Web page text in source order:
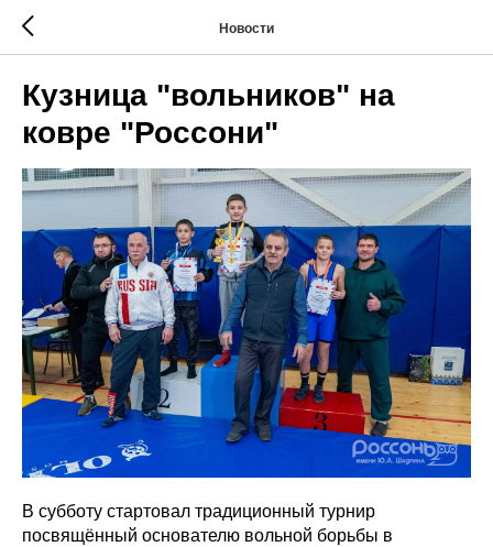
Новости
Кузница "вольников" на
ковре "Россони"
В субботу стартовал традиционный турнир
посвящённый основателю вольной борьбы в